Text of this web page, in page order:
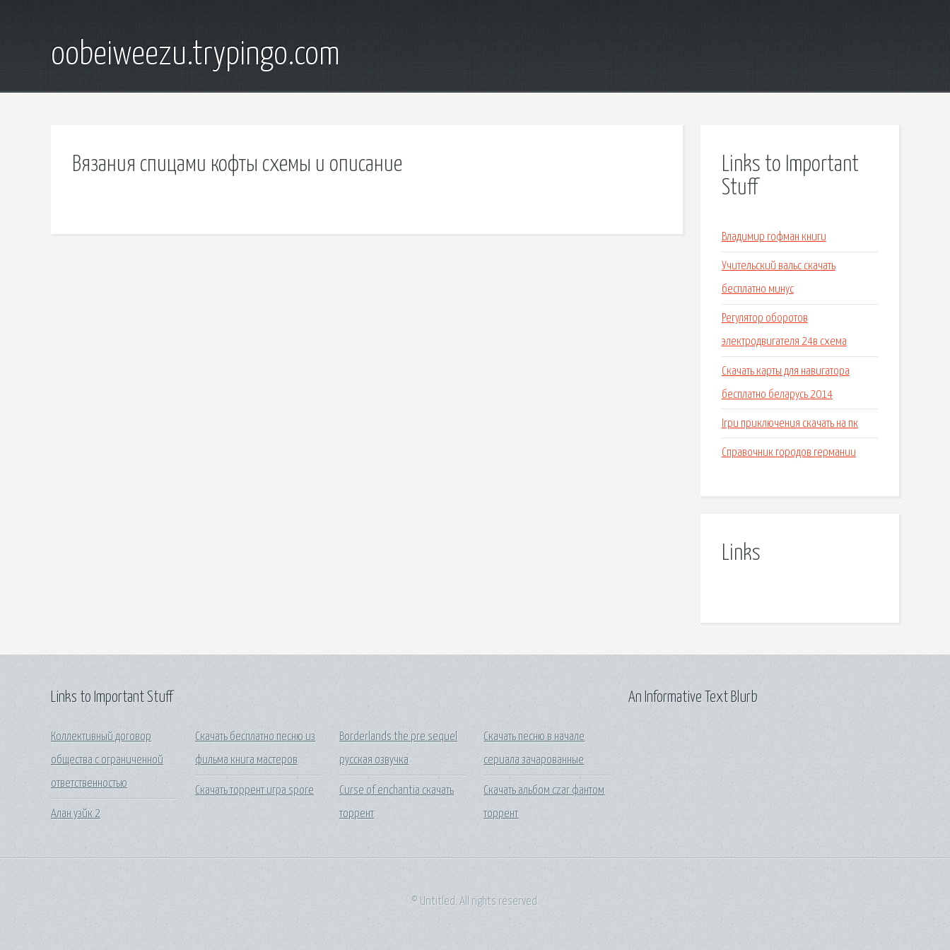
oobeiweezu.trypingo.com
Вязания спицами кофты схемы и описание
Links to Important
Stuff
Владимир гофман книги
Учительский вальс скачать
бесплатно минус
Регулятор оборотов
электродвигателя 24в схема
Скачать карты для навигатора
бесплатно беларусь 2014
Ігри приключения скачать на пк
Справочник городов германии
Links
Links to Important Stuff
Коллективный договор
общества с ограниченной
ответственностью
Алан уэйк 2
Скачать бесплатно песню из
фильма книга мастеров
Скачать торрент игра spore
Borderlands the pre sequel
русская озвучка
Curse of enchantia скачать
торрент
Скачать песню в начале
сериала зачарованные
Скачать альбом czar фантом
торрент
An Informative Text Blurb
© Untitled. All rights reserved.